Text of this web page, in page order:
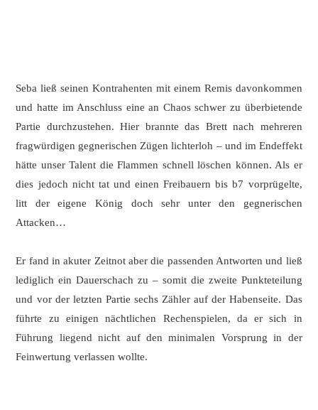
Seba ließ seinen Kontrahenten mit einem Remis davonkommen
und hatte im Anschluss eine an Chaos schwer zu überbietende
Partie durchzustehen. Hier brannte das Brett nach mehreren
fragwürdigen gegnerischen Zügen lichterloh – und im Endeffekt
hätte unser Talent die Flammen schnell löschen können. Als er
dies jedoch nicht tat und einen Freibauern bis b7 vorprügelte,
litt der eigene König doch sehr unter den gegnerischen
Attacken…
Er fand in akuter Zeitnot aber die passenden Antworten und ließ
lediglich ein Dauerschach zu – somit die zweite Punkteteilung
und vor der letzten Partie sechs Zähler auf der Habenseite. Das
führte zu einigen nächtlichen Rechenspielen, da er sich in
Führung liegend nicht auf den minimalen Vorsprung in der
Feinwertung verlassen wollte.